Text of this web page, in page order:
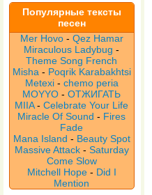
Популярные тексты
песен
Mer Hovo - Qez Hamar
Miraculous Ladybug -
Theme Song French
Misha - Poqrik Karabakhtsi
Metexi - chemo peria
MOYYO -ОТЖИГАТЬ
MIIA-Celebrate Your Life
Miracle Of Sound - Fires
Fade
Mana Island - Beauty Spot
Massive Attack - Saturday
Come Slow
Mitchell Hope - Did I
Mention